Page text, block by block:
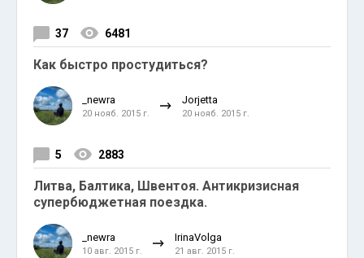
37 6481
Как быстро простудиться?
_newra
20 нояб. 2015 г.
Jorjetta
20 нояб. 2015 г.
5 2883
Литва, Балтика, Швентоя. Антикризисная
супербюджетная поездка.
_newra
10 авг. 2015 г.
IrinaVolga
21 авг. 2015 г.